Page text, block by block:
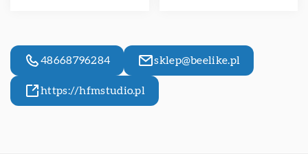
48668796284 sklep@beelike.pl
https://hfmstudio.pl